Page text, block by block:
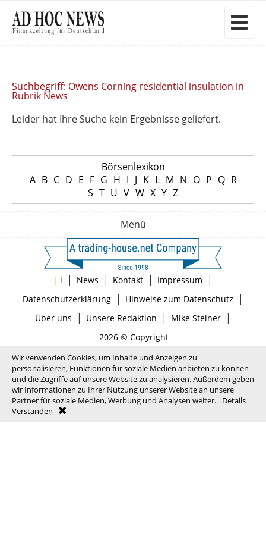
Suchbegriff: Owens Corning residential insulation in
Rubrik News
Leider hat Ihre Suche kein Ergebnisse geliefert.
Börsenlexikon
A B C D E F G H I J K L M N O P Q R
S T U V W X Y Z
Menü
| i | News | Kontakt | Impressum |
Datenschutzerklärung| Hinweise zum Datenschutz |
Über uns | Unsere Redaktion | Mike Steiner|
2026 © Copyright
Wir verwenden Cookies, um Inhalte und Anzeigen zu
personalisieren, Funktionen für soziale Medien anbieten zu können
und die Zugriffe auf unsere Website zu analysieren. Außerdem geben
wir Informationen zu Ihrer Nutzung unserer Website an unsere
Partner für soziale Medien, Werbung und Analysen weiter.
Details
Verstanden